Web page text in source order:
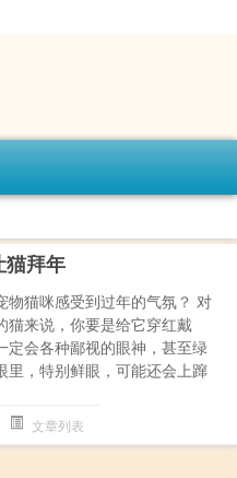
猫拜年
物猫咪感受到过年的气氛？ 对
猫来说，你要是给它穿红戴
定会各种鄙视的眼神，甚至绿
里，特别鲜眼，可能还会上蹿
文章列表